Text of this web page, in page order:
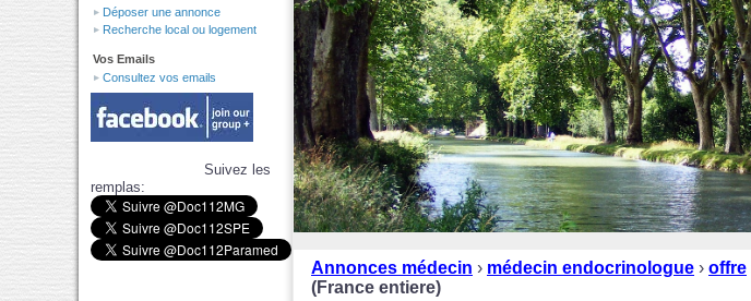
Déposer une annonce
Recherche local ou logement
Vos Emails
Consultez vos emails
Suivez les
remplas:
Annonces médecin › médecin endocrinologue › offre
(France entiere)